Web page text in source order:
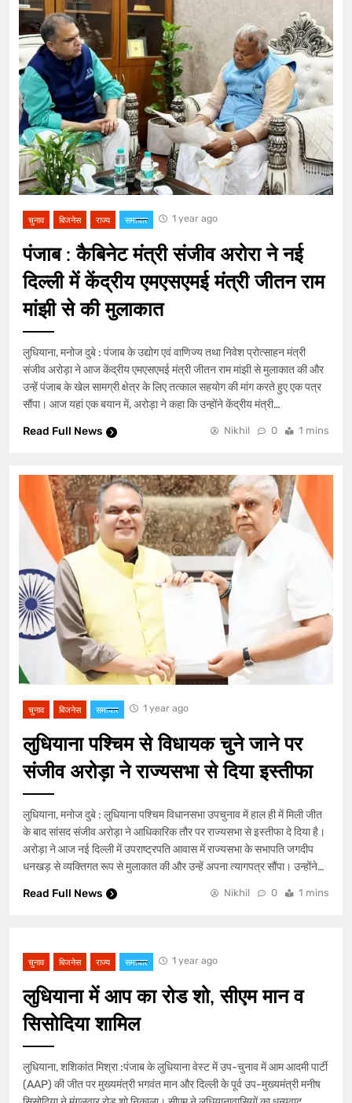
चुनाव बिजनेस राज्य समाचार 1 year ago
पंजाब : कैबिनेट मंत्री संजीव अरोरा ने नई
दिल्ली में केंद्रीय एमएसएमई मंत्री जीतन राम
मांझी से की मुलाकात
लुधियाना, मनोज दुबे : पंजाब के उद्योग एवं वाणिज्य तथा निवेश प्रोत्साहन मंत्री
संजीव अरोड़ा ने आज केंद्रीय एमएसएमई मंत्री जीतन राम मांझी से मुलाकात की और
उन्हें पंजाब के खेल सामग्री क्षेत्र के लिए तत्काल सहयोग की मांग करते हुए एक पत्र
सौंपा। आज यहां एक बयान में, अरोड़ा ने कहा कि उन्होंने केंद्रीय मंत्री…
Read Full News
Nikhil 0 1 mins
चुनाव बिजनेस समाचार 1 year ago
लुधियाना पश्चिम से विधायक चुने जाने पर
संजीव अरोड़ा ने राज्यसभा से दिया इस्तीफा
लुधियाना, मनोज दुबे : लुधियाना पश्चिम विधानसभा उपचुनाव में हाल ही में मिली जीत
के बाद सांसद संजीव अरोड़ा ने आधिकारिक तौर पर राज्यसभा से इस्तीफा दे दिया है।
अरोड़ा ने आज नई दिल्ली में उपराष्ट्रपति आवास में राज्यसभा के सभापति जगदीप
धनखड़ से व्यक्तिगत रूप से मुलाकात की और उन्हें अपना त्यागपत्र सौंपा। उन्होंने…
Read Full News
Nikhil 0 1 mins
चुनाव बिजनेस राज्य समाचार 1 year ago
लुधियाना में आप का रोड शो, सीएम मान व
सिसोदिया शामिल
लुधियाना, शशिकांत मिश्रा :पंजाब के लुधियाना वेस्ट में उप-चुनाव में आम आदमी पार्टी
(AAP) की जीत पर मुख्यमंत्री भगवंत मान और दिल्ली के पूर्व उप-मुख्यमंत्री मनीष